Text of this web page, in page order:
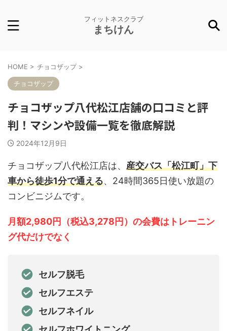
フィットネスクラブ
まちけん
HOME > チョコザップ >
チョコザップ
チョコザップ八代松江店舗の口コミと評
判！マシンや設備一覧を徹底解説
2024年12月9日
チョコザップ八代松江店は、 産交バス「松江町」下
車から徒歩1分で通える、24時間365日使い放題の
コンビニジムです。
月額2,980円（税込3,278円）の会費はトレーニン
グ代だけでなく
セルフ脱毛
セルフエステ
セルフネイル